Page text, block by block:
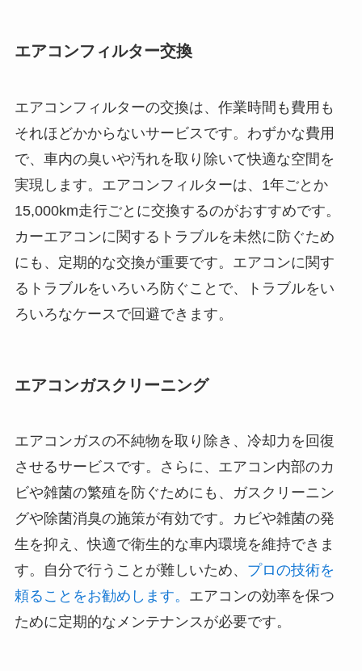
エアコンフィルター交換
エアコンフィルターの交換は、作業時間も費用も
それほどかからないサービスです。わずかな費用
で、車内の臭いや汚れを取り除いて快適な空間を
実現します。エアコンフィルターは、1年ごとか
15,000km走行ごとに交換するのがおすすめです。
カーエアコンに関するトラブルを未然に防ぐため
にも、定期的な交換が重要です。エアコンに関す
るトラブルをいろいろ防ぐことで、トラブルをい
ろいろなケースで回避できます。
エアコンガスクリーニング
エアコンガスの不純物を取り除き、冷却力を回復
させるサービスです。さらに、エアコン内部のカ
ビや雑菌の繁殖を防ぐためにも、ガスクリーニン
グや除菌消臭の施策が有効です。カビや雑菌の発
生を抑え、快適で衛生的な車内環境を維持できま
す。自分で行うことが難しいため、 プロの技術を
頼ることをお勧めします。 エアコンの効率を保つ
ために定期的なメンテナンスが必要です。